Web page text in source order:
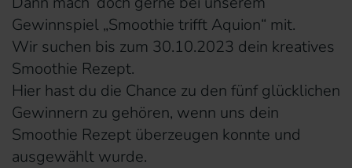
Gewinnspiel „Smoothie trifft Aquion“ mit.
Wir suchen bis zum 30.10.2023 dein kreatives
Smoothie Rezept.
Hier hast du die Chance zu den fünf glücklichen
Gewinnern zu gehören, wenn uns dein
Smoothie Rezept überzeugen konnte und
ausgewählt wurde.